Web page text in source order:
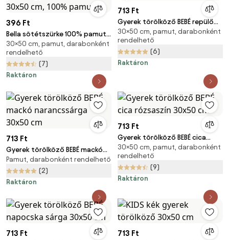
396 Ft
Bella sötétszürke 100% pamut
gyerek törölköző 30x50 cm,
100% pamut
30×50 cm, pamut, darabonként
rendelhető
(7)
Raktáron
713 Ft
Gyerek törölköző BEBÉ repülő
kék 30x50 cm
30×50 cm, pamut, darabonként
rendelhető
(6)
Raktáron
713 Ft
Gyerek törölköző BEBÉ mackó
narancssárga 30x50 cm
Pamut, darabonként rendelhető
(2)
Raktáron
713 Ft
Gyerek törölköző BEBÉ cica
rózsaszín 30x50 cm
30×50 cm, pamut, darabonként
rendelhető
(9)
Raktáron
713 Ft 713 Ft